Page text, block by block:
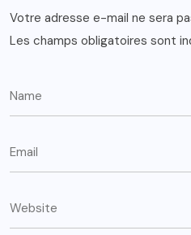
Votre adresse e-mail ne sera
Les champs obligatoires sont